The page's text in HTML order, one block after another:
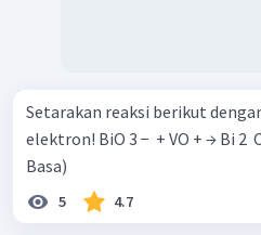
Setarakan reaksi berikut
elektron! BiO 3 − ​ + VO + → Bi 2 ​ O 3 ​ + VO 2 + ​ (Suasana
Basa)
5 4.7